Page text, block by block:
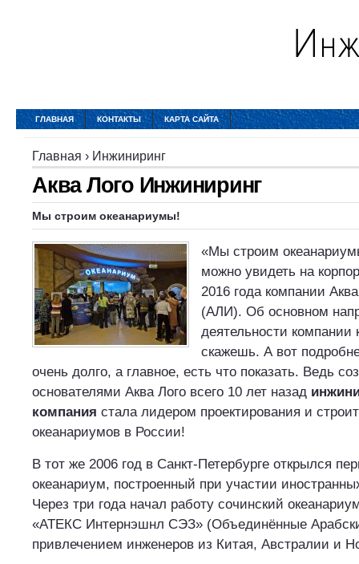
ГЛАВНАЯ КОНТАКТЫ КАРТА САЙТА
Главная › Инжиниринг
Аква Лого Инжиниринг
Мы строим океанариумы!
«Мы строим
можно увидеть на
2016 года компании
(АЛИ). Об основном
деятельности компании
скажешь. А вот
очень долго, а главное, есть что показать. Ведь
основателями Аква Лого всего 10 лет назад
компания стала лидером проектирования и
океанариумов в России!
В тот же 2006 год в Санкт-Петербурге открылся
океанариум, построенный при участии
Через три года начал работу сочинский
«АТЕКС Интернэшнл СЭЗ» (Объединённые
привлечением инженеров из Китая, Австралии и